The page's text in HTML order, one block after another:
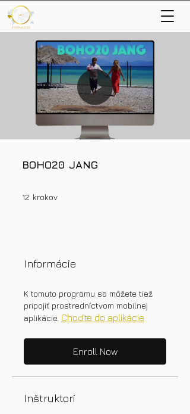
BOHO20 JANG
12 krokov
Informácie
K tomuto programu sa môžete tiež
pripojiť prostredníctvom mobilnej
aplikácie. Choďte do aplikácie
Enroll Now
Inštruktori